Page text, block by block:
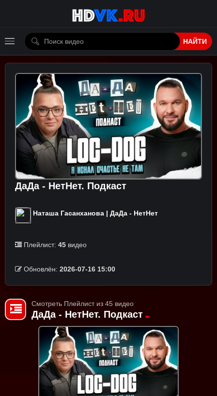
НАЙТИ
ДаДа - НетНет. Подкаст
Наташа Гасанханова | ДаДа - НетНет
Плейлист: 45 видео
Обновлён: 2026-07-16 15:00
Смотреть Плейлист из 45 видео
ДаДа - НетНет. Подкаст